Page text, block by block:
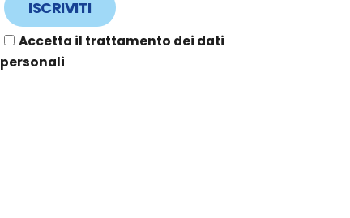
Accetta il trattamento dei dati
personali